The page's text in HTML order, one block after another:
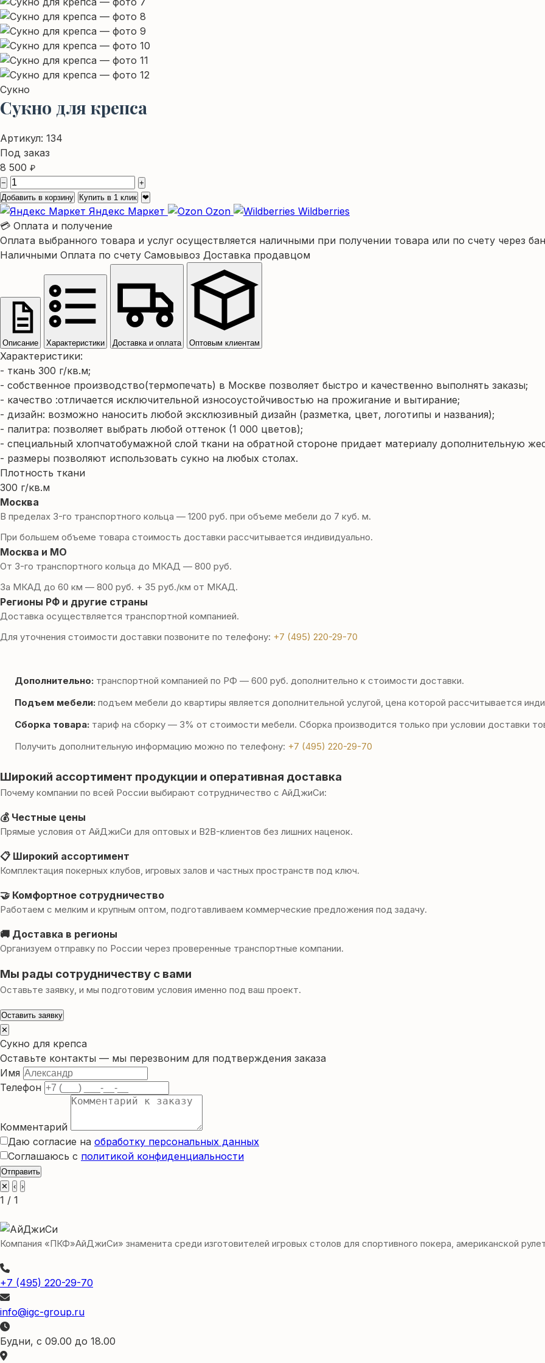
Сукно
Сукно для крепса
Артикул: 134
Под заказ
8 500 ₽
−
+
Добавить в корзину
Купить в 1 клик ❤
Яндекс Маркет Ozon
Wildberries
💳 Оплата и получение
Оплата выбранного товара и услуг осуществляется наличными при получении товара или по счету через
Наличными Оплата по счету Самовывоз Доставка продавцом
Описание Характеристики Доставка и оплата Оптовым клиентам
Характеристики:
- ткань 300 г/кв.м;
- cобственное производство(термопечать) в Москве позволяет быстро и качественно выполнять заказы;
- качество :отличается исключительной износоустойчивостью на прожигание и вытирание;
- дизайн: возможно наносить любой эксклюзивный дизайн (разметка, цвет, логотипы и названия);
- палитра: позволяет выбрать любой оттенок (1 000 цветов);
- специальный хлопчатобумажной слой ткани на обратной стороне придает материалу дополнительную
- размеры позволяют использовать сукно на любых столах.
Плотность ткани
300 г/кв.м
Москва
В пределах 3-го транспортного кольца — 1200 руб. при объеме мебели до 7 куб. м.
При большем объеме товара стоимость доставки рассчитывается индивидуально.
Москва и МО
От 3-го транспортного кольца до МКАД — 800 руб.
За МКАД до 60 км — 800 руб. + 35 руб./км от МКАД.
Регионы РФ и другие страны
Доставка осуществляется транспортной компанией.
Для уточнения стоимости доставки позвоните по телефону: +7 (495) 220-29-70
Дополнительно: транспортной компанией по РФ — 600 руб. дополнительно к стоимости доставки.
Подъем мебели: подъем мебели до квартиры является дополнительной услугой, цена которой рассчитывается
Сборка товара: тариф на сборку — 3% от стоимости мебели. Сборка производится только при условии доставки
Получить дополнительную информацию можно по телефону: +7 (495) 220-29-70
Широкий ассортимент продукции и оперативная доставка
Почему компании по всей России выбирают сотрудничество с АйДжиСи:
💰 Честные цены
Прямые условия от АйДжиСи для оптовых и B2B-клиентов без лишних наценок.
📋 Широкий ассортимент
Комплектация покерных клубов, игровых залов и частных пространств под ключ.
🤝 Комфортное сотрудничество
Работаем с мелким и крупным оптом, подготавливаем коммерческие предложения под задачу.
🚚 Доставка в регионы
Организуем отправку по России через проверенные транспортные компании.
Мы рады сотрудничеству с вами
Оставьте заявку, и мы подготовим условия именно под ваш проект.
Оставить заявку
✕
Сукно для крепса
Оставьте контакты — мы перезвоним для подтверждения заказа
Имя
Телефон
Комментарий
Даю согласие на обработку персональных данных
Соглашаюсь с политикой конфиденциальности
Отправить
✕
‹ ›
1 / 1
Компания «ПКФ»АйДжиСи» знаменита среди изготовителей игровых столов для спортивного покера, американской
+7 (495) 220-29-70
info@igc-group.ru
Будни, с 09.00 до 18.00